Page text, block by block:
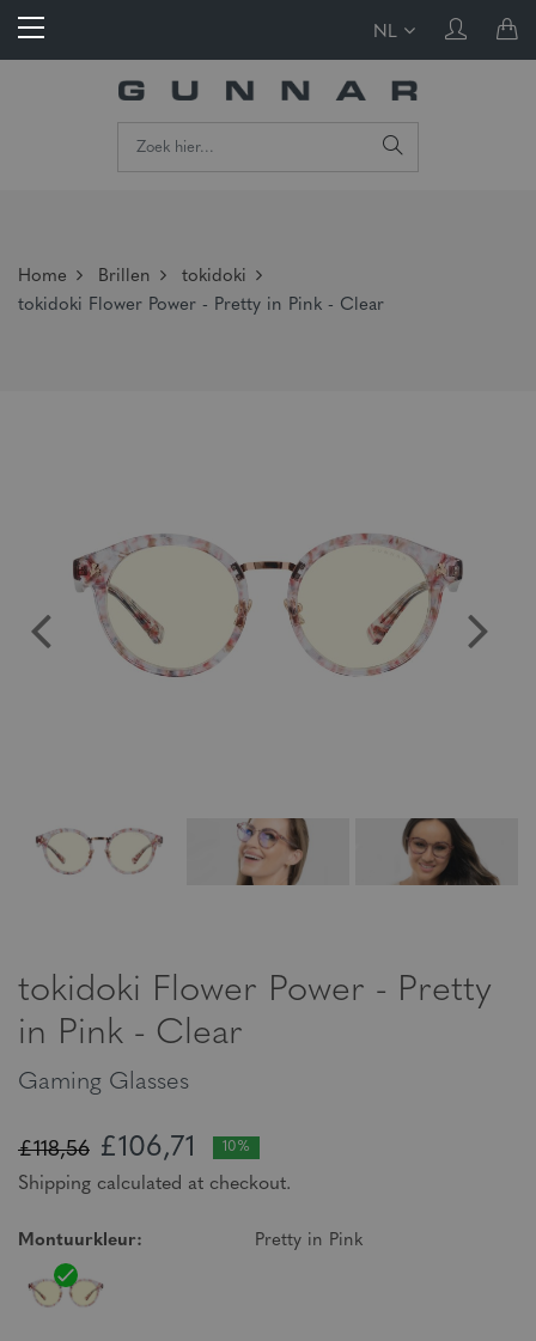
NL
Home Brillen
tokidoki
tokidoki Flower Power - Pretty in Pink - Clear
tokidoki Flower Power - Pretty
in Pink - Clear
Gaming Glasses
£118,56 £106,71 10%
Shipping calculated at checkout.
Montuurkleur: Pretty in Pink